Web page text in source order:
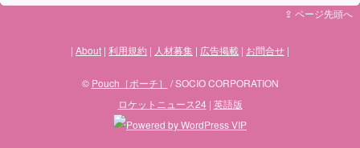
⇪ ページ先頭へ
About 利用規約 人材募集 広告掲載 お問合せ
© Pouch［ポーチ］
/ SOCIO CORPORATION
ロケットニュース24| 英語版